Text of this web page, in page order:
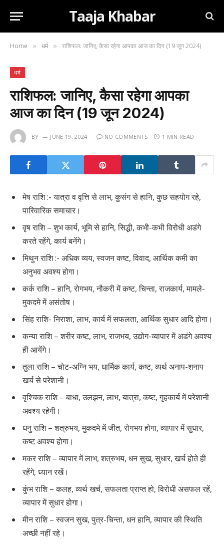
Taaja Khabar
Home » धर्म » राशिफल: जानिए, कैसा रहेगा आपका आज का दिन (19 जून 2024)
धर्म
राशिफल: जानिए, कैसा रहेगा आपका
आज का दिन (19 जून 2024)
BY JUNE 19, 2024 NO COMMENTS 1 MIN READ
मेष राशि :- यात्रा व वृत्ति से लाभ, कुसंग से हानि, कुछ सहयोग रहे,
पारिवारिक समाचार।
वृष राशि – शुभ कार्य, भूमि से हानि, सिद्धी, कभी-कभी विरोधी अडंगे
करते रहेंगे, कार्य बनेंगे।
मिथुन राशि :- अधिक व्यय, स्वजन कष्ट, विवाद, आर्थिक कमी का
अनुभव अवश्य होगा।
कर्क राशि – हानि, रोगभय, नौकरी में कष्ट, चिन्ता, राजकार्य, मामले-
मुकदमे में असंतोष।
सिंह राशि- निराशा, लाभ, कार्य में सफलता, आर्थिक सुधार आदि होगा।
कन्या राशि – शरीर कष्ट, लाभ, राजभय, उद्योग-व्यापार में अडंगे अवश्य
ही आयेंगे।
तुला राशि – चोट-अग्नि भय, धार्मिक कार्य, कष्ट, व्यर्थ अनाप-शनाप
खर्च से परेशानी।
वृश्चिक राशि – बाधा, उलझन, लाभ, यात्रा, कष्ट, गृहकार्य में परेशानी
अवश्य रहेगी।
धनु राशि – शत्रुभय, मुकदमे में जीत, रोगभय होगा, व्यापार में सुधार,
कष्ट अवश्य होगा।
मकर राशि – व्यापार में लाभ, शत्रुभय, धन सुख, सुधार, खर्च होते ही
रहेंगे, ध्यान रखें।
कुंभ राशि – कलह, व्यर्थ खर्च, सफलता प्राप्त हो, विरोधी असफल रहें,
व्यापार में सुधार होगा।
मीन राशि – स्वजन सुख, पुत्र-चिन्ता, धन हानि, व्यापार की स्थिति
अच्छी नहीं रहे।